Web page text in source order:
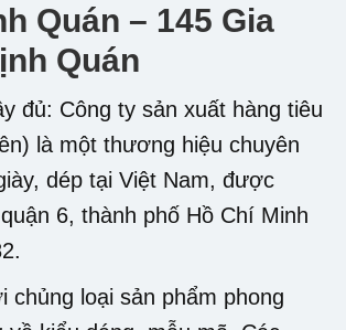
Quán – 145 Gia
Quán
đủ: Công ty sản xuất hàng tiêu
là một thương hiệu chuyên
dép tại Việt Nam, được
6, thành phố Hồ Chí Minh
chủng loại sản phẩm phong